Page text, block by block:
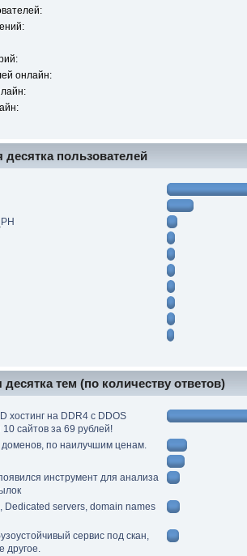
онлайн:
десятка пользователей
десятка тем (по количеству ответов)
хостинг на DDR4 с DDOS
сайтов за 69 рублей!
доменов, по наилучшим ценам.
инструмент для анализа
Dedicated servers, domain names
сервис под скан,
другое.